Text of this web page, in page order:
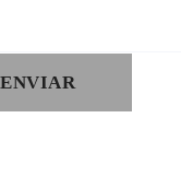
ENVIAR